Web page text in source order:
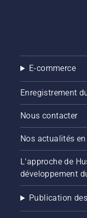
E-commerce
Enregistrement
Nous contacter
Nos actualités
L'approche de
développement
Publication